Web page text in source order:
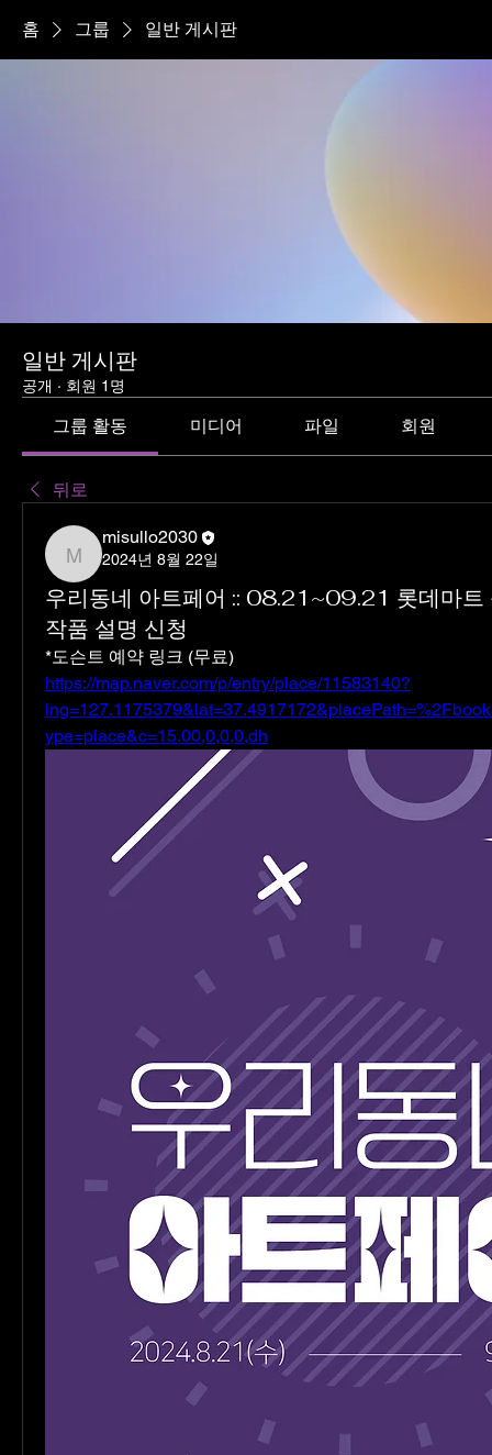
홈 그룹 일반 게시판
일반 게시판
공개 · 회원 1명
그룹 활동 미디어 파일 회원
뒤로
misullo2030
misullo2030
2024년 8월 22일
우리동네 아트페어 :: 08.21~09.21 롯데마트
작품 설명 신청
*도슨트 예약 링크 (무료)
https://map.naver.com/p/entry/place/11583140?
ype=place&c=15.00,0,0,0,dh